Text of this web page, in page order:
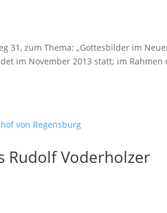
31, zum Thema: „Gottesbilder im
im November 2013 statt; im Rahmen
Rudolf Voderholzer